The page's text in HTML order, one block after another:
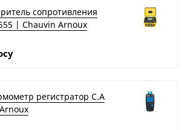
сопротивления
| Chauvin Arnoux
регистратор C.A